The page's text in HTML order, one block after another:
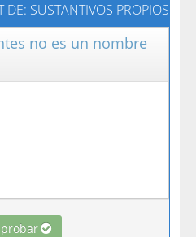
DE: SUSTANTIVOS PROPIOS
no es un nombre